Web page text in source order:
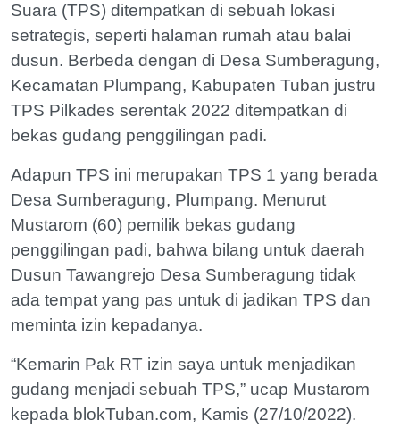
Suara (TPS) ditempatkan di sebuah lokasi
setrategis, seperti halaman rumah atau balai
dusun. Berbeda dengan di Desa Sumberagung,
Kecamatan Plumpang, Kabupaten Tuban justru
TPS Pilkades serentak 2022 ditempatkan di
bekas gudang penggilingan padi.
Adapun TPS ini merupakan TPS 1 yang berada
Desa Sumberagung, Plumpang. Menurut
Mustarom (60) pemilik bekas gudang
penggilingan padi, bahwa bilang untuk daerah
Dusun Tawangrejo Desa Sumberagung tidak
ada tempat yang pas untuk di jadikan TPS dan
meminta izin kepadanya.
“Kemarin Pak RT izin saya untuk menjadikan
gudang menjadi sebuah TPS,” ucap Mustarom
kepada blokTuban.com, Kamis (27/10/2022).